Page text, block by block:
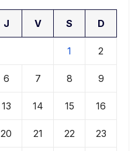
J V S D
1 2
6 7 8 9
13 14 15 16
20 21 22 23